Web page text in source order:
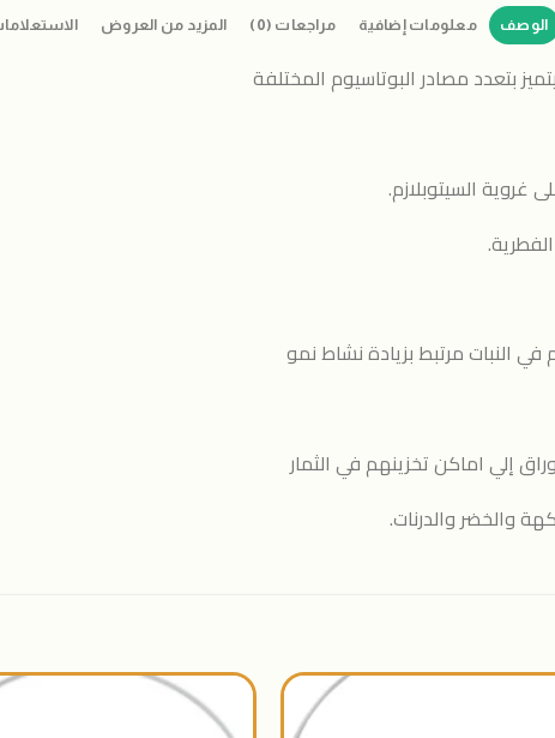
الوصف معلومات إضافية مراجعات (0) المزيد من العروض
بتعدد مصادر البوتاسيوم المختلفة
غروية السيتوبلازم.
في النبات مرتبط بزيادة نشاط نمو
إلي اماكن تخزينهم في الثمار
والخضر والدرنات.